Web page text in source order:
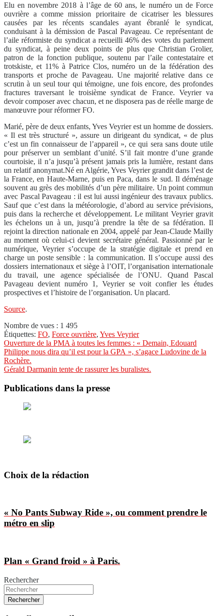
Elu en novembre 2018 à l’âge de 60 ans, le numéro un de Force
ouvrière a comme mission prioritaire de cicatriser les blessures
causées par les récents scandales ayant ébranlé le syndicat,
conduisant à la démission de Pascal Pavageau. Ce représentant de
l’aile réformiste du syndicat a recueilli 46% des votes du parlement
du syndicat, à peine deux points de plus que Christian Grolier,
patron de la fonction publique, soutenu par l’aile contestataire et
trotskiste, et 11% à Patrice Clos, numéro un de la fédération des
transports et proche de Pavageau. Une majorité relative dans ce
scrutin à un seul tour qui témoigne, une fois encore, des profondes
fractures traversant le troisième syndicat de France. Veyrier va
devoir composer avec chacun, et ne disposera pas de réelle marge de
manœuvre pour réformer FO.
Marié, père de deux enfants, Yves Veyrier est un homme de dossiers.
« Il est très structuré », assure un dirigeant du syndicat, « de plus
c’est un fin connaisseur de l’appareil », ce qui sera sans doute utile
pour préserver un semblant d’unité. S’il fait montre d’une grande
courtoisie, il n’a jusqu’à présent jamais pris la lumière, restant dans
un relatif anonymat.Né en Algérie, Yves Veyrier grandit dans l’est de
la France, en Haute-Marne, puis en Paca, dans le sud. Il déménage
souvent au grès des mobilités d’un père militaire. Un point commun
avec Pascal Pavageau : il est lui aussi ingénieur des travaux publics.
Sauf que c’est dans la météorologie, d’abord au service prévisions,
puis dans la recherche et développement. Le militant Veyrier gravit
les échelons un à un, jusqu’à prendre la tête de sa fédération. Il
rejoint la direction nationale en 2004, appelé par Jean-Claude Mailly
au moment où celui-ci devient secrétaire général. Passionné par le
numérique, Veyrier s’occupe de la stratégie digitale et prend en
charge un poste sensible : la communication. Il s’occupe aussi des
dossiers internationaux et siège à l’OIT, l’organisation internationale
du travail, une agence spécialisée de l’ONU. Quand Pascal
Pavageau devient numéro 1, Veyrier se voit confier les études
prospectives et l’histoire de l’organisation. Un placard.
Source.
Nombre de vues : 1 495
Étiquettes: FO, Force ouvrière, Yves Veyrier
Navigation
de
l’article
Ouverture de la PMA à toutes les femmes : « Demain, Edouard
Philippe nous dira qu’il est pour la GPA », s’agace Ludovine de la
Rochère.
Gérald Darmanin tente de rassurer les buralistes.
Publications dans la presse
Choix de la rédaction
« No Pants Subway Ride », ou comment prendre le
métro en slip
Plan « Grand froid » à Paris.
Rechercher
Rechercher